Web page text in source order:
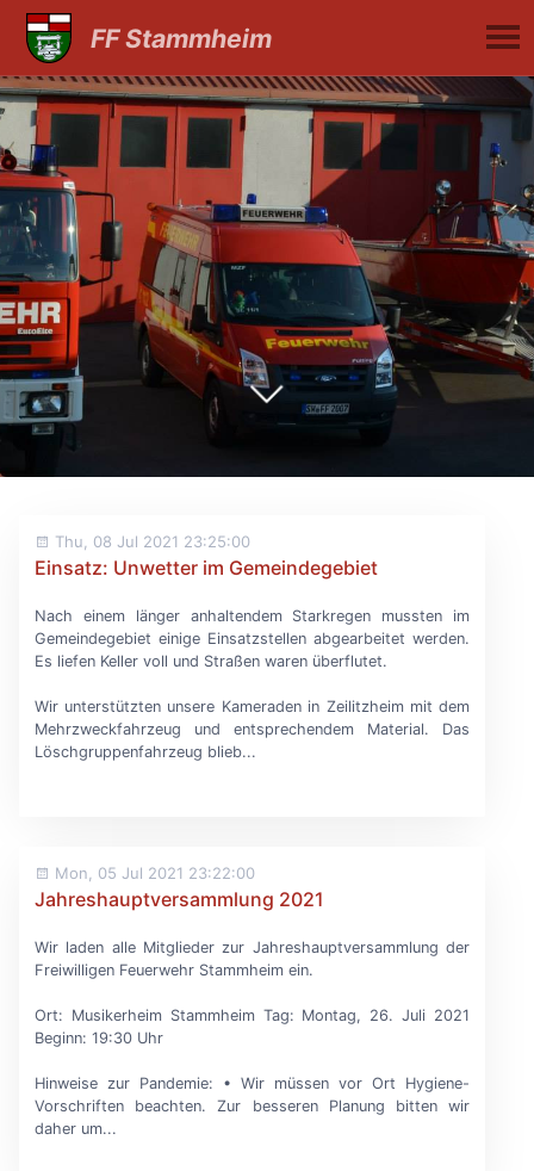
FF Stammheim
Thu, 08 Jul 2021 23:25:00
Einsatz: Unwetter im Gemeindegebiet
Nach einem länger anhaltendem Starkregen mussten im
Gemeindegebiet einige Einsatzstellen abgearbeitet werden.
Es liefen Keller voll und Straßen waren überflutet.
Wir unterstützten unsere Kameraden in Zeilitzheim mit dem
Mehrzweckfahrzeug und entsprechendem Material. Das
Löschgruppenfahrzeug blieb...
Mon, 05 Jul 2021 23:22:00
Jahreshauptversammlung 2021
Wir laden alle Mitglieder zur Jahreshauptversammlung der
Freiwilligen Feuerwehr Stammheim ein.
Ort: Musikerheim Stammheim Tag: Montag, 26. Juli 2021
Beginn: 19:30 Uhr
Hinweise zur Pandemie: • Wir müssen vor Ort Hygiene-
Vorschriften beachten. Zur besseren Planung bitten wir
daher um...